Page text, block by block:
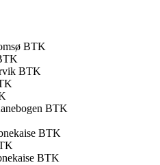
BTK
BTK
BTK
BTK
BTK